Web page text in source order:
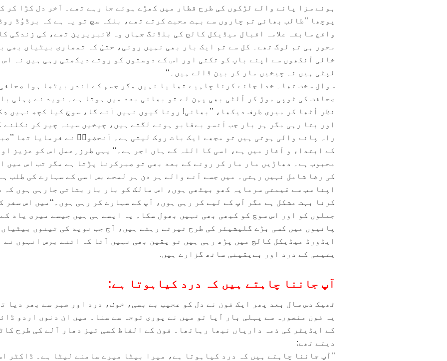
ہوئے سزا پانے والے لڑکوں کی طرح قطار میں کھڑے ہوئے جا رہے تھے۔ آخر دل کڑا کر
پوچھا ’’طالب بھائی تم چاروں سے بہت محبت کرتے تھے، بلکہ سچ تو یہ ہے کہ برڈوُڈ روڈ
واقع سابقہ علامہ اقبال میڈیکل کالج کی بلڈنگ جہاں وہ لائبریرین تھے، کی زندگی کا
محور ہی تم لوگ تھے۔ کل سے تم ایک بار بھی نہیں روئی، حتیٰ کہ تمھاری بیٹیاں بھی
خالی آنکھوں سے اپنے باپ کو تکتی اور اس کے دوستوں کو روتے دیکھتی رہی ہیں نہ اس
لپٹی ہیں نہ چیخیں مار کر بین ڈالے ہیں۔‘‘
سوال سخت تھا۔ خدا جانے کرنا چاہیے تھا یا نہیں مگر جسم کے اندر بیٹھا ہوا صحافی
صحافت کی ٹوپی موڑ کر اُلٹی بھی پہن لے تو بھائی بعد میں ہوتا ہے۔ نوید نے پہلی
نظر اُٹھا کر میری طرف دیکھا، ’’بھائی! رونا کیوں نہیں آئے گا، سوچ کیا کچھ نہیں
اور بتا رہی مگر ہر بار جب آنسو بےقابو ہونے لگتے ہیں، چیخیں سینہ چیر کر نکلنے
راہ پانے والی ہوتی ہیں تو مجھے ایک بات روک لیتی ہے۔ آنحضورؐ نے فرمایا تھا
کے ابتداء و آغاز میں ہے، اسی کا اللہ کے ہاں اجر ہے۔‘‘ یہی طرز ِعمل اس کو عزیز
محبوب ہے۔ دھاڑیں مار مار کر رونے کے بعد بھی تو صبرکرنا پڑتا ہے مگر تب اس میں
کی رضا شامل نہیں رہتی۔ میں جسے آنے والے ہر دن ہر لمحے بس اسی کے سہارے کی طلب ہے
اپنا سب سے قیمتی سرمایہ کھو بیٹھی ہوں، اس مالک کو بار بار بتاتی جارہی ہوں کہ
کرنا بہت مشکل ہے مگر آپ کے لیے کر رہی ہوں، آپ کے سہارے کر رہی ہوں۔‘‘میں اس سفر
جملوں کو اور اس سوچ کو کبھی بھی نہیں بھول سکا۔ یہ ایسے ہی ہیں جیسے میری یاد کے
پانیوں میں کسی بڑے گلیشیئر کی طرح تیرتے رہتے ہیں، آج جب نوید کی تینوں
ایڈورڈ میڈیکل کالج میں پڑھ رہی ہیں تو یقین بھی نہیں آتا کہ اتنے برس انہوں نے
یتیمی کے درد اور بےیقینی ساتھ گزارے ہیں.
آپ جاننا چاہتے ہیں کہ درد کیاہوتا ہے:
ٹھیک دس سال بعد پھر ایک فون نے دل کو عجیب بے بسی، خوف، درد اور صبر سے بھر دیا
یہ فون منصورہ سے پہلی بار آیا تو میں نے پوری توجہ سے سنا۔ میں ان دنوں اردو
کے ایڈیٹر کی ذمہ داریاں نبھا رہاتھا۔ فون کے الفاظ کسی تیز دھار آلے کی طرح
دیتے تھے:
’’آپ جاننا چاہتے ہیں کہ درد کیاہوتا ہے، میرا بیٹا میرے سامنے لیٹا ہے۔ ڈاکٹر